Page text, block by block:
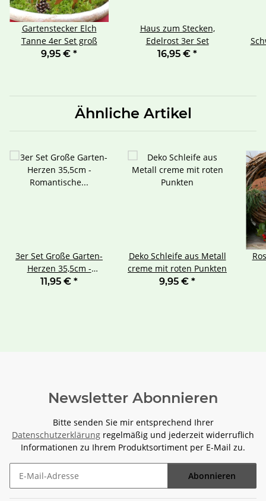
Gartenstecker Elch
Tanne 4er Set groß
9,95 € *
Haus zum Stecken,
Edelrost 3er Set
16,95 € *
Ähnliche Artikel
3er Set Große Garten-
Herzen 35,5cm -
Romantische Metall-
11,95 € *
Deko Schleife aus Metall
creme mit roten Punkten
9,95 € *
Newsletter Abonnieren
Bitte senden Sie mir entsprechend Ihrer
Datenschutzerklärung regelmäßig und jederzeit widerruflich
Informationen zu Ihrem Produktsortiment per E-Mail zu.
Abonnieren